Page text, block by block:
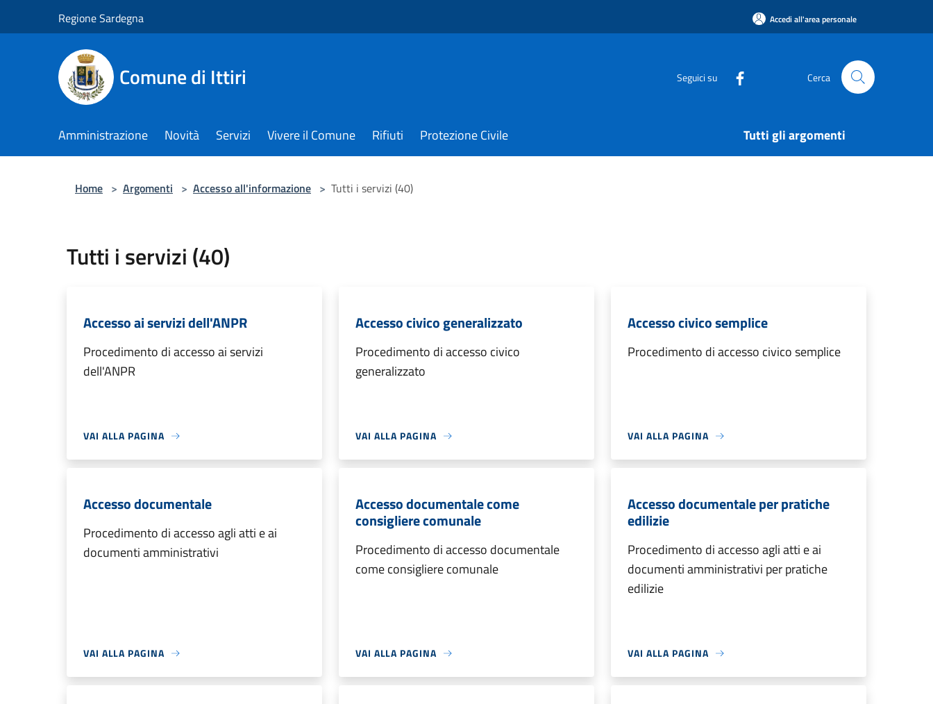
Regione Sardegna Accedi all'area personale
Comune di Ittiri Seguici su Cerca
Amministrazione Novità Servizi Vivere il Comune Rifiuti Protezione Civile Tutti gli argomenti
Home > Argomenti > Accesso all'informazione > Tutti i servizi (40)
Tutti i servizi (40)
Accesso ai servizi dell'ANPR
Procedimento di accesso ai servizi
dell'ANPR
VAI ALLA PAGINA
Accesso civico generalizzato
Procedimento di accesso civico
generalizzato
VAI ALLA PAGINA
Accesso civico semplice
Procedimento di accesso civico semplice
VAI ALLA PAGINA
Accesso documentale
Procedimento di accesso agli atti e ai
documenti amministrativi
VAI ALLA PAGINA
Accesso documentale come
consigliere comunale
Procedimento di accesso documentale
come consigliere comunale
VAI ALLA PAGINA
Accesso documentale per pratiche
edilizie
Procedimento di accesso agli atti e ai
documenti amministrativi per pratiche
edilizie
VAI ALLA PAGINA